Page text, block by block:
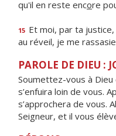
qu'il en reste encore
15 Et moi, par ta
au réveil, je me
PAROLE DE DIEU :
Soumettez-vous à
s’enfuira loin de vous.
s’approchera de vous.
Seigneur, et il vous